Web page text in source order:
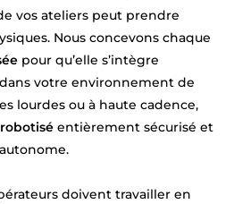
vos ateliers peut prendre
Nous concevons chaque
pour qu’elle s’intègre
votre environnement de
lourdes ou à haute cadence,
entièrement sécurisé et
autonome.
doivent travailler en